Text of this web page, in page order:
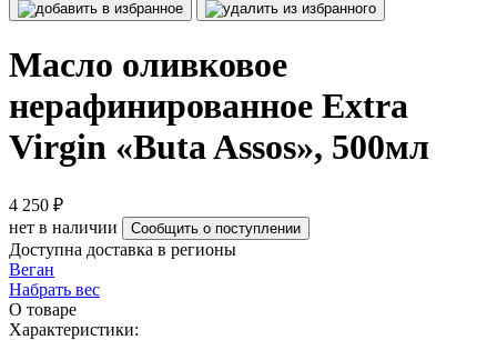
Масло оливковое
нерафинированное Extra
Virgin «Buta Assos», 500мл
4 250 ₽
нет в наличии
Сообщить о поступлении
Доступна доставка в регионы
Веган
Набрать вес
О товаре
Характеристики: